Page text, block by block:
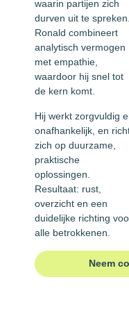
waarin partijen zich
durven uit te spreken.
Ronald combineert
analytisch vermogen
met empathie,
waardoor hij snel tot
de kern komt.
Hij werkt zorgvuldig
onafhankelijk, en
zich op duurzame,
praktische
oplossingen.
Resultaat: rust,
overzicht en een
duidelijke richting
alle betrokkenen.
Neem